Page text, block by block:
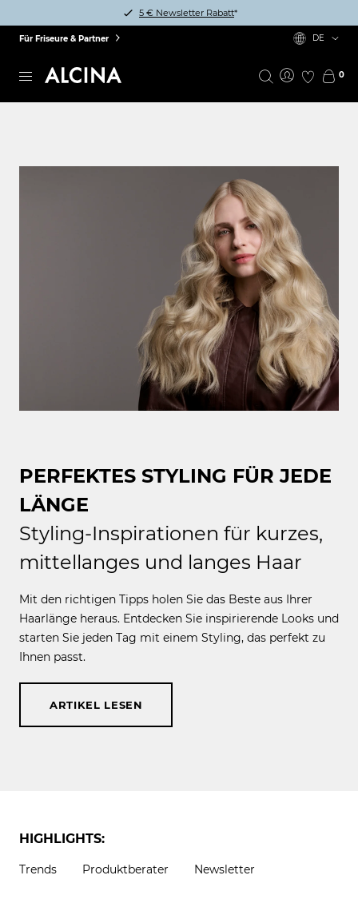
5 € Newsletter Rabatt*
Für Friseure & Partner DE
0
PERFEKTES STYLING FÜR JEDE
LÄNGE
Styling-Inspirationen für kurzes,
mittellanges und langes Haar
Mit den richtigen Tipps holen Sie das Beste aus Ihrer
Haarlänge heraus. Entdecken Sie inspirierende Looks und
starten Sie jeden Tag mit einem Styling, das perfekt zu
Ihnen passt.
ARTIKEL LESEN
HIGHLIGHTS:
Trends Produktberater Newsletter